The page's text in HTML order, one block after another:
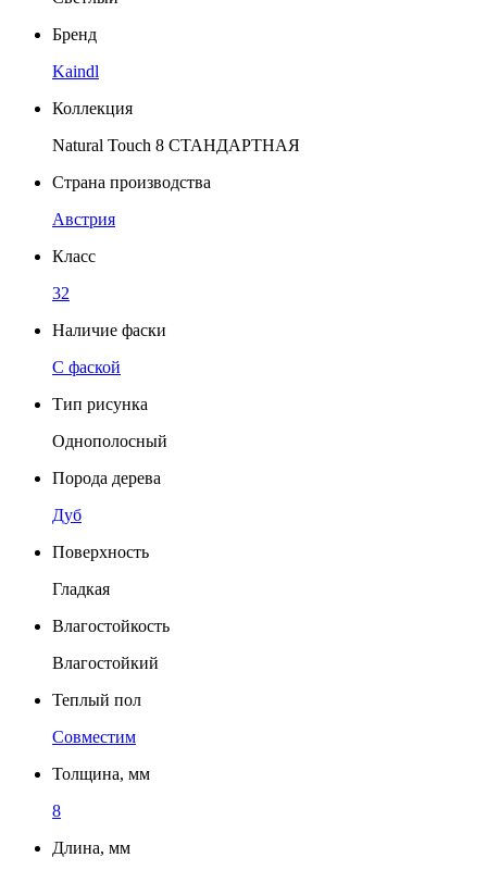
Бренд
Kaindl
Коллекция
Natural Touch 8 СТАНДАРТНАЯ
Страна производства
Австрия
Класс
32
Наличие фаски
C фаской
Тип рисунка
Однополосный
Порода дерева
Дуб
Поверхность
Гладкая
Влагостойкость
Влагостойкий
Теплый пол
Совместим
Толщина, мм
8
Длина, мм